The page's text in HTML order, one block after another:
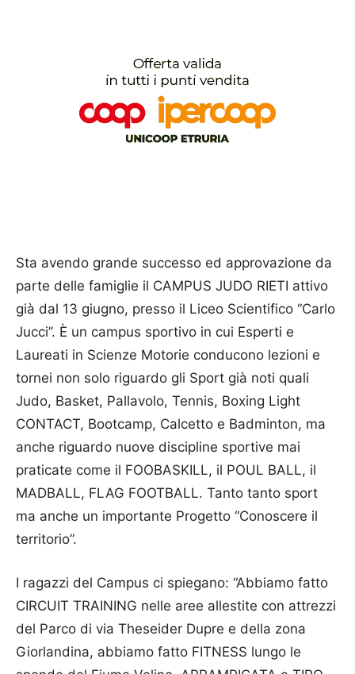
Sta avendo grande successo ed approvazione da
parte delle famiglie il CAMPUS JUDO RIETI attivo
già dal 13 giugno, presso il Liceo Scientifico “Carlo
Jucci”. È un campus sportivo in cui Esperti e
Laureati in Scienze Motorie conducono lezioni e
tornei non solo riguardo gli Sport già noti quali
Judo, Basket, Pallavolo, Tennis, Boxing Light
CONTACT, Bootcamp, Calcetto e Badminton, ma
anche riguardo nuove discipline sportive mai
praticate come il FOOBASKILL, il POUL BALL, il
MADBALL, FLAG FOOTBALL. Tanto tanto sport
ma anche un importante Progetto “Conoscere il
territorio”.
I ragazzi del Campus ci spiegano: “Abbiamo fatto
CIRCUIT TRAINING nelle aree allestite con attrezzi
del Parco di via Theseider Dupre e della zona
Giorlandina, abbiamo fatto FITNESS lungo le